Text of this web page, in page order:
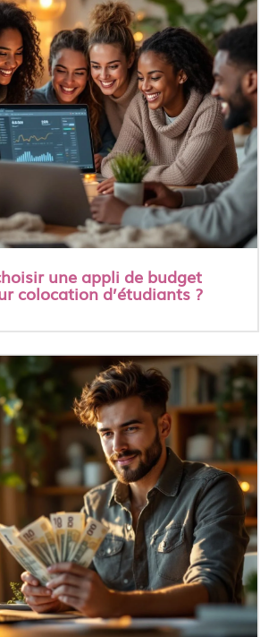
une appli de budget
colocation d’étudiants ?